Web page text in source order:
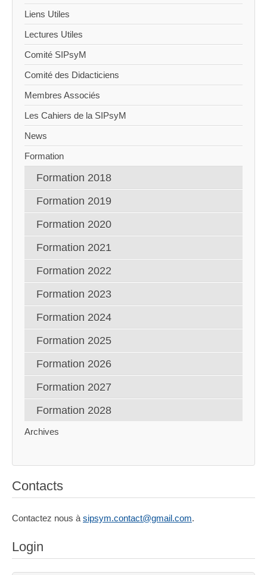
Liens Utiles
Lectures Utiles
Comité SIPsyM
Comité des Didacticiens
Membres Associés
Les Cahiers de la SIPsyM
News
Formation
Formation 2018
Formation 2019
Formation 2020
Formation 2021
Formation 2022
Formation 2023
Formation 2024
Formation 2025
Formation 2026
Formation 2027
Formation 2028
Archives
Contacts
Contactez nous à sipsym.contact@gmail.com.
Login